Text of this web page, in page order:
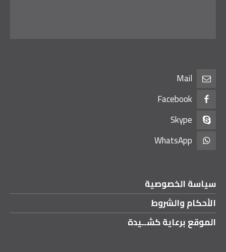
Mail
Facebook
Skype
WhatsApp
سياسة الخصوصية
الأحكام والشروط
الموقع برعاية كشــيدة